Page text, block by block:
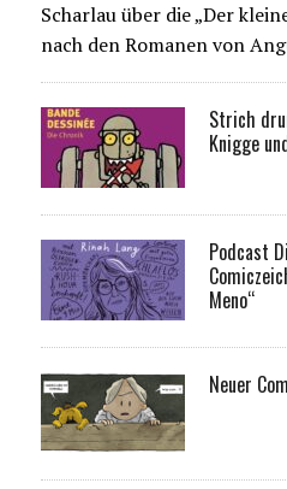
Scharlau über die „Der
nach den Romanen von
Strich
Knigge
Podcast
Meno“
Neuer